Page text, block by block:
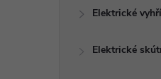
Elektrické
Elektrické